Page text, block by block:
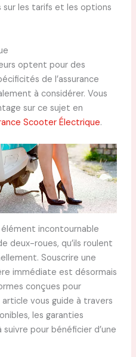
sur les tarifs et les options
optent pour des
de l’assurance
à considérer. Vous
sur ce sujet en
Scooter Électrique.
incontournable
deux-roues, qu’ils roulent
Souscrire une
immédiate est désormais
conçues pour
vous guide à travers
les garanties
pour bénéficier d’une